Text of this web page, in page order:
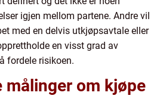
igjen mellom partene. Andre vil
med en delvis utkjøpsavtale eller
en visst grad av
fordele risikoen.
målinger om kjøpe